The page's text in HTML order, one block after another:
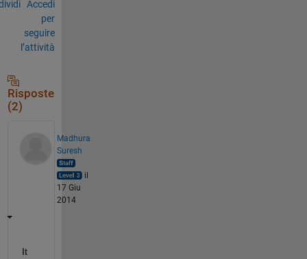
Accedi
per
seguire
l’attività
Risposte
(2)
Madhura
Suresh
il
17 Giu
2014
It